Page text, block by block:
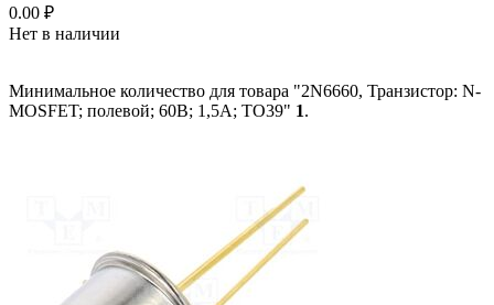
0.00 ₽
Нет в наличии
Минимальное количество для товара "2N6660, Транзистор: N-
MOSFET; полевой; 60В; 1,5А; TO39" 1.